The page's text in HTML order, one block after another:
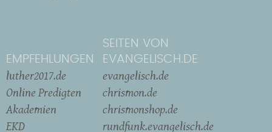
EMPFEHLUNGEN
luther2017.de
Online Predigten
Akademien
EKD
SEITEN VON
EVANGELISCH.DE
evangelisch.de
chrismon.de
chrismonshop.de
rundfunk.evangelisch.de